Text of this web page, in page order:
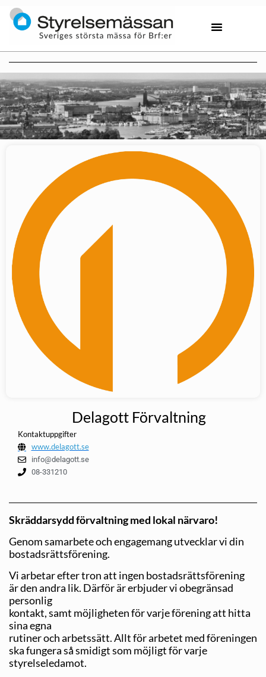
Delagott Förvaltning
Kontaktuppgifter
www.delagott.se
info@delagott.se
08-331210
Skräddarsydd förvaltning med lokal närvaro!
Genom samarbete och engagemang utvecklar vi din
bostadsrättsförening.
Vi arbetar efter tron att ingen bostadsrättsförening
är den andra lik. Därför är erbjuder vi obegränsad
personlig
kontakt, samt möjligheten för varje förening att hitta
sina egna
rutiner och arbetssätt. Allt för arbetet med föreningen
ska fungera så smidigt som möjligt för varje
styrelseledamot.